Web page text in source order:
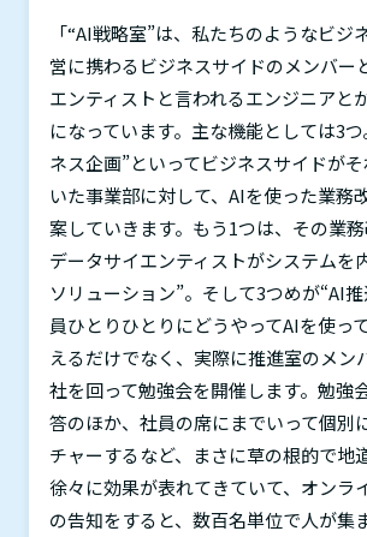
「“AI戦略室”は、私たちのようなビジ
営に携わるビジネスサイドのメンバー
エンティストと言われるエンジニアと
になっています。主な機能としては3つ
ネス企画”といってビジネスサイドが
いた事業部に対して、 AIを使った業務
案していきます。もう1つは、その業
データサイエンティストがシステムを
ソリューション”。そして3つめが“AI
員ひとりひとりにどうやってAIを使っ
えるだけでなく、実際に推進室のメン
社を回って勉強会を開催します。勉強
答のほか、社員の席にまでいって個別
チャーするなど、まさに草の根的で地
徐々に効果が表れてきていて、オンラ
の告知をすると、数百名単位で人が集